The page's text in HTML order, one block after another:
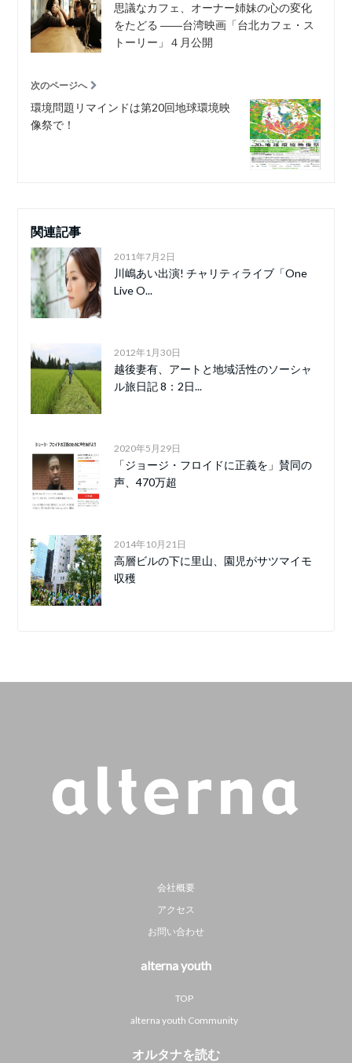
思議なカフェ、オーナー姉妹の心の変化
をたどる ――台湾映画「台北カフェ・ス
トーリー」４月公開
次のページへ
環境問題リマインドは第20回地球環境映
像祭で！
関連記事
2011年7月2日
川嶋あい出演! チャリティライブ「One
Live O...
2012年1月30日
越後妻有、アートと地域活性のソーシャ
ル旅日記 8：2日...
2020年5月29日
「ジョージ・フロイドに正義を」賛同の
声、470万超
2014年10月21日
高層ビルの下に里山、園児がサツマイモ
収穫
会社概要
アクセス
お問い合わせ
alterna youth
TOP
alterna youth Community
オルタナを読む